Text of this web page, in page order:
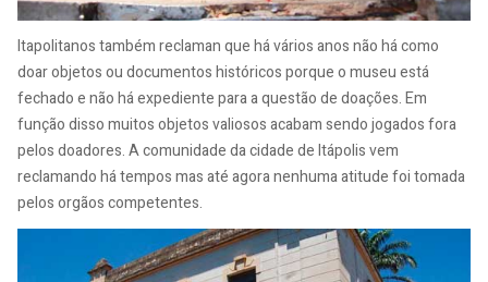
Itapolitanos também reclaman que há vários anos não há como
doar objetos ou documentos históricos porque o museu está
fechado e não há expediente para a questão de doações. Em
função disso muitos objetos valiosos acabam sendo jogados fora
pelos doadores. A comunidade da cidade de Itápolis vem
reclamando há tempos mas até agora nenhuma atitude foi tomada
pelos orgãos competentes.